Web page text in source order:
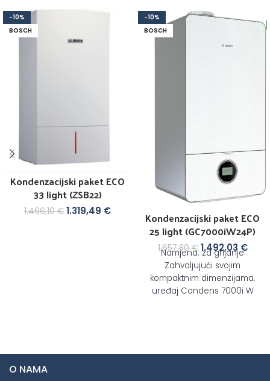
-10%
BOSCH
Kondenzacijski paket ECO
33 light (ZSB22)
1.466,10€ 1.319,49 €
-10%
BOSCH
Kondenzacijski paket ECO
25 light (GC7000iW24P)
1.657,80€ 1.492,03 €
Namjena: za grijanje
Zahvaljujući svojim
kompaktnim dimenzijama,
uređaj Condens 7000i W
O NAMA